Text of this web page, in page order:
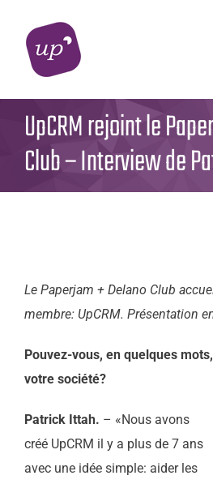
content
UpCRM rejoint le
Club – Interview de
Le Paperjam + Delano Club
membre: UpCRM. Présentation
Pouvez-vous, en quelques
votre société?
Patrick Ittah. – «Nous avons
créé UpCRM il y a plus de 7 ans
avec une idée simple: aider les